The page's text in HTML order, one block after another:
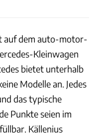
auf dem auto-motor-
Kleinwagen
bietet unterhalb
Modelle an. Jedes
das typische
Punkte seien im
Källenius